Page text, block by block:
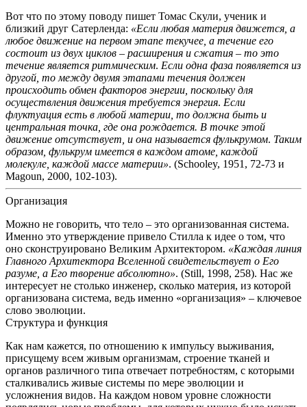
Вот что по этому поводу пишет Томас Скули, ученик и
близкий друг Сатерленда: «Если любая материя движется, а
любое движение на первом этапе текучее, а течение его
состоит из двух циклов – расширения и сжатия – то это
течение является ритмическим. Если одна фаза появляется из
другой, то между двумя этапами течения должен
происходить обмен факторов энергии, поскольку для
осуществления движения требуется энергия. Если
флуктуация есть в любой материи, то должна быть и
центральная точка, где она рождается. В точке этой
движение отсутствует, и она называется фулькрумом. Таким
образом, фулькрум имеется в каждом атоме, каждой
молекуле, каждой массе материи». (Schooley, 1951, 72-73 и
Magoun, 2000, 102-103).
Организация
Можно не говорить, что тело – это организованная система.
Именно это утверждение привело Стилла к идее о том, что
оно сконструировано Великим Архитектором. «Каждая линия
Главного Архитектора Вселенной свидетельствует о Его
разуме, а Его творение абсолютно». (Still, 1998, 258). Нас же
интересует не столько инженер, сколько материя, из которой
организована система, ведь именно «организация» – ключевое
слово эволюции.
Структура и функция
Как нам кажется, по отношению к импульсу выживания,
присущему всем живым организмам, строение тканей и
органов различного типа отвечает потребностям, с которыми
сталкивались живые системы по мере эволюции и
усложнения видов. На каждом новом уровне сложности